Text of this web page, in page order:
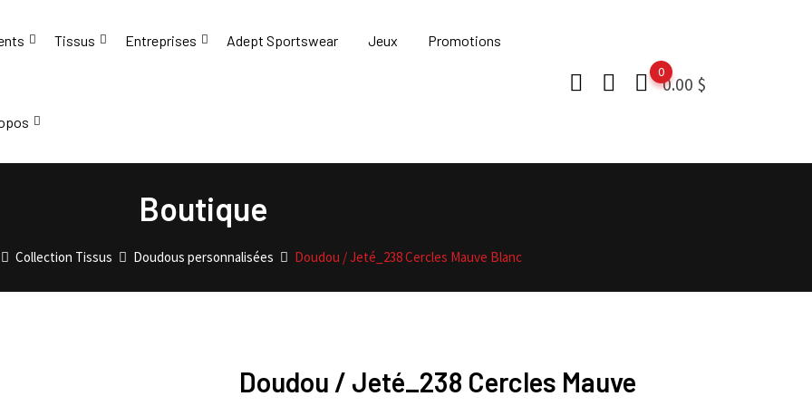
Tissus Entreprises Adept Sportswear Jeux Promotions
0.00 $
0
Boutique
Collection Tissus Doudous personnalisées Doudou / Jeté_238 Cercles Mauve Blanc
Doudou / Jeté_238 Cercles Mauve